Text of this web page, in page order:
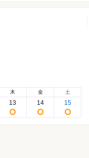
木
13
金
14
土
15